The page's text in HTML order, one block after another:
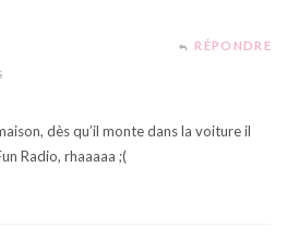
RÉPONDRE
dès qu’il monte dans la voiture il
Radio, rhaaaaa ;(